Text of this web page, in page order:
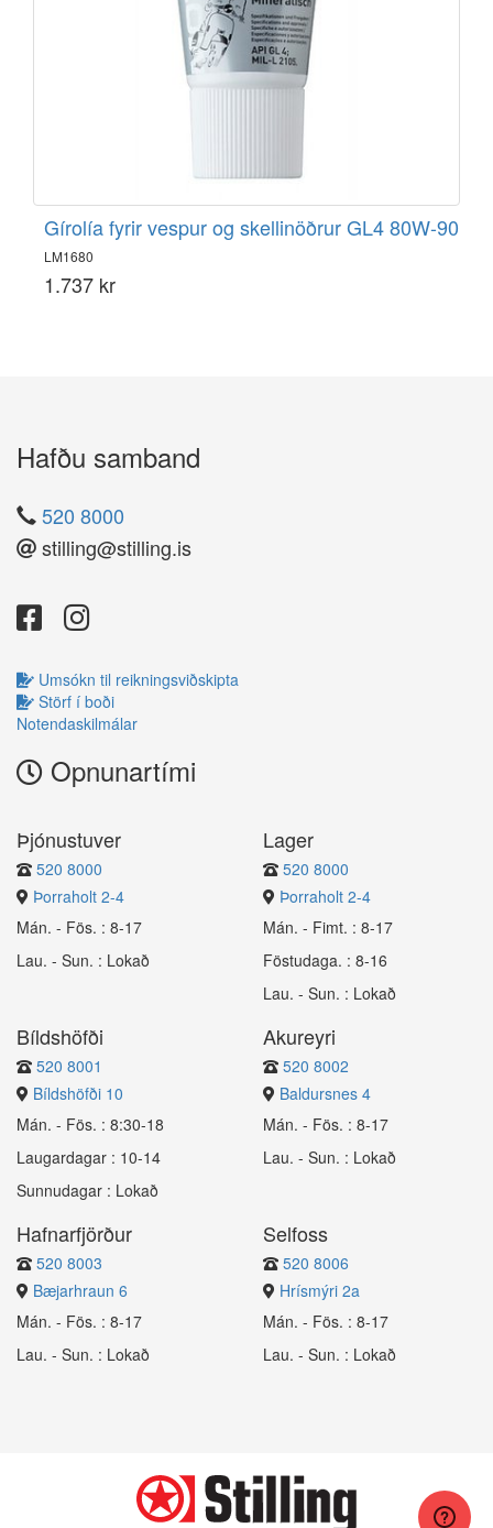
Gírolía fyrir vespur og skellinöðrur GL4 80W-90
LM1680
1.737 kr
Hafðu samband
520 8000
stilling@stilling.is
Umsókn til reikningsviðskipta
Störf í boði
Notendaskilmálar
Opnunartími
Þjónustuver
520 8000
Þorraholt 2-4
Mán. - Fös. : 8-17
Lau. - Sun. : Lokað
Lager
520 8000
Þorraholt 2-4
Mán. - Fimt. : 8-17
Föstudaga. : 8-16
Lau. - Sun. : Lokað
Bíldshöfði
520 8001
Bíldshöfði 10
Mán. - Fös. : 8:30-18
Laugardagar : 10-14
Sunnudagar : Lokað
Akureyri
520 8002
Baldursnes 4
Mán. - Fös. : 8-17
Lau. - Sun. : Lokað
Hafnarfjörður
520 8003
Bæjarhraun 6
Mán. - Fös. : 8-17
Lau. - Sun. : Lokað
Selfoss
520 8006
Hrísmýri 2a
Mán. - Fös. : 8-17
Lau. - Sun. : Lokað